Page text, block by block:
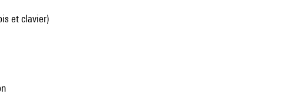
et clavier)